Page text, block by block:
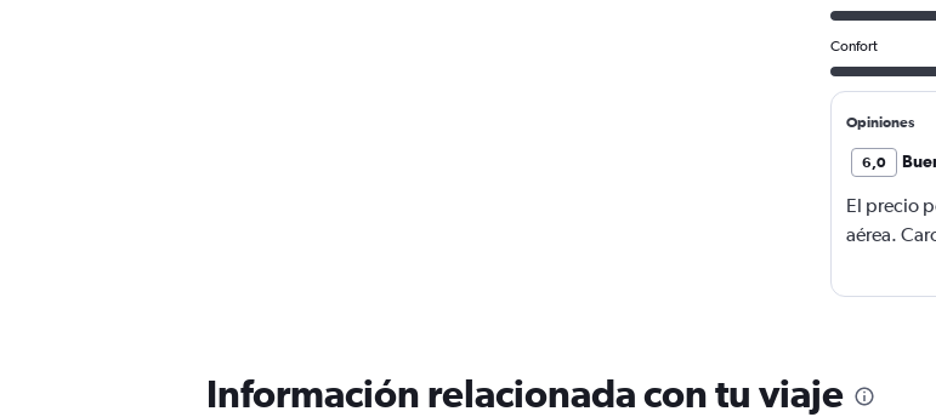
Confort
Opiniones
6,0
El precio
aérea.
Información relacionada con tu viaje